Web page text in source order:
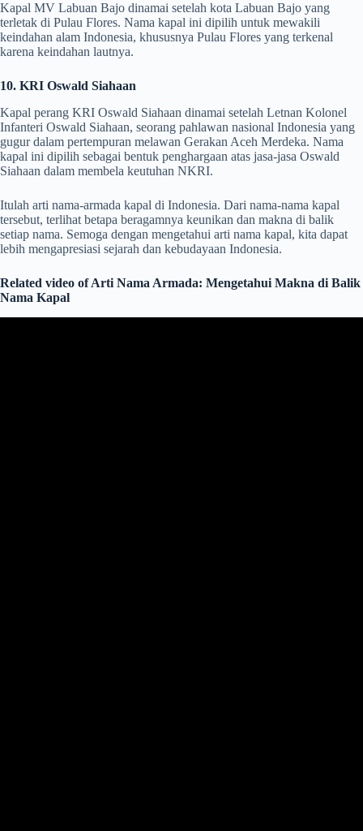
Kapal MV Labuan Bajo dinamai setelah kota Labuan Bajo yang
terletak di Pulau Flores. Nama kapal ini dipilih untuk mewakili
keindahan alam Indonesia, khususnya Pulau Flores yang terkenal
karena keindahan lautnya.
10. KRI Oswald Siahaan
Kapal perang KRI Oswald Siahaan dinamai setelah Letnan Kolonel
Infanteri Oswald Siahaan, seorang pahlawan nasional Indonesia yang
gugur dalam pertempuran melawan Gerakan Aceh Merdeka. Nama
kapal ini dipilih sebagai bentuk penghargaan atas jasa-jasa Oswald
Siahaan dalam membela keutuhan NKRI.
Itulah arti nama-armada kapal di Indonesia. Dari nama-nama kapal
tersebut, terlihat betapa beragamnya keunikan dan makna di balik
setiap nama. Semoga dengan mengetahui arti nama kapal, kita dapat
lebih mengapresiasi sejarah dan kebudayaan Indonesia.
Related video of Arti Nama Armada: Mengetahui Makna di Balik
Nama Kapal